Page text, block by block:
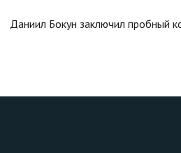
Даниил Бокун заключил пробный